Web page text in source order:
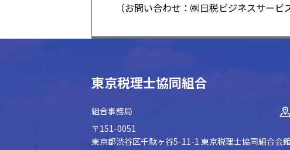
（お問い合わせ：㈱日税ビジネスサー
東京税理士協同組合
組合事務局
〒151-0051
東京都渋谷区千駄ヶ谷5-11-1 東京税理士協同組合会